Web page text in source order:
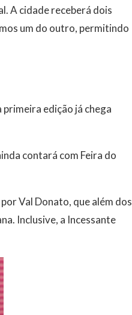
A cidade receberá dois
um do outro, permitindo
primeira edição já chega
contará com Feira do
Val Donato, que além dos
Inclusive, a Incessante